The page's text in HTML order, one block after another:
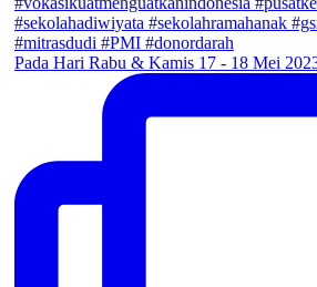
Pada Hari Rabu & Kamis 17 - 18 Mei